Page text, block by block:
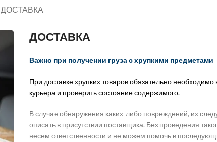
ДОСТАВКА
ДОСТАВКА
Важно при получении груза с хрупкими предметами
При доставке хрупких товаров обязательно необходимо
курьера и проверить состояние содержимого.
В случае обнаружения каких-либо повреждений, их
описать в присутствии поставщика. Без проведения
несем ответственности и не можем помочь в